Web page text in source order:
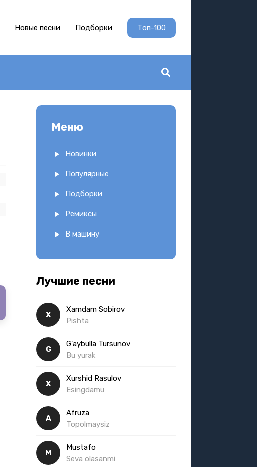
Новые песни Подборки Топ-100
Меню
Новинки
Популярные
Подборки
Ремиксы
В машину
Лучшие песни
X
Xamdam Sobirov
Pishta
G
G'aybulla Tursunov
Bu yurak
X
Xurshid Rasulov
Esingdamu
A
Afruza
Topolmaysiz
M
Mustafo
Seva olasanmi